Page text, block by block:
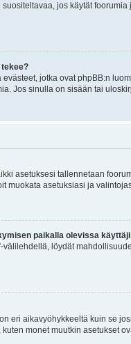
jos käytät
tekee?
evästeet, jotka ovat phpBB:n
Jos sinulla on sisään tai
asetuksesi tallennetaan
muokata asetuksiasi ja
paikalla olevissa
välilehdellä, löydät
eri aikavyöhykkeeltä kuin se
monet muutkin asetukset